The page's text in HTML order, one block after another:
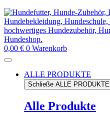
0,00 € 0 Warenkorb
ALLE PRODUKTE
Schließe ALLE PRODUKTE
Alle Produkte